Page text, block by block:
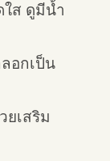
ใส ดูมีน้ำ
อกเป็น
ยเสริม